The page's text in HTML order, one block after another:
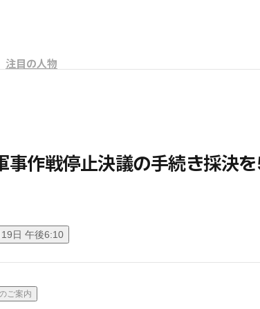
注目の人物
事作戦停止決議の手続き採決
日 午後6:10
ご案内